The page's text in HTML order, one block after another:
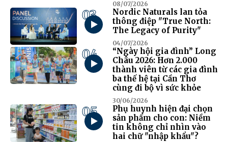
08/07/2026
03
Nordic Naturals lan tỏa
thông điệp "True North:
The Legacy of Purity"
04/07/2026
04
“Ngày hội gia đình” Long
Châu 2026: Hơn 2.000
thành viên từ các gia đình
ba thế hệ tại Cần Thơ
cùng đi bộ vì sức khỏe
30/06/2026
05
Phụ huynh hiện đại chọn
sản phẩm cho con: Niềm
tin không chỉ nhìn vào
hai chữ "nhập khẩu"?